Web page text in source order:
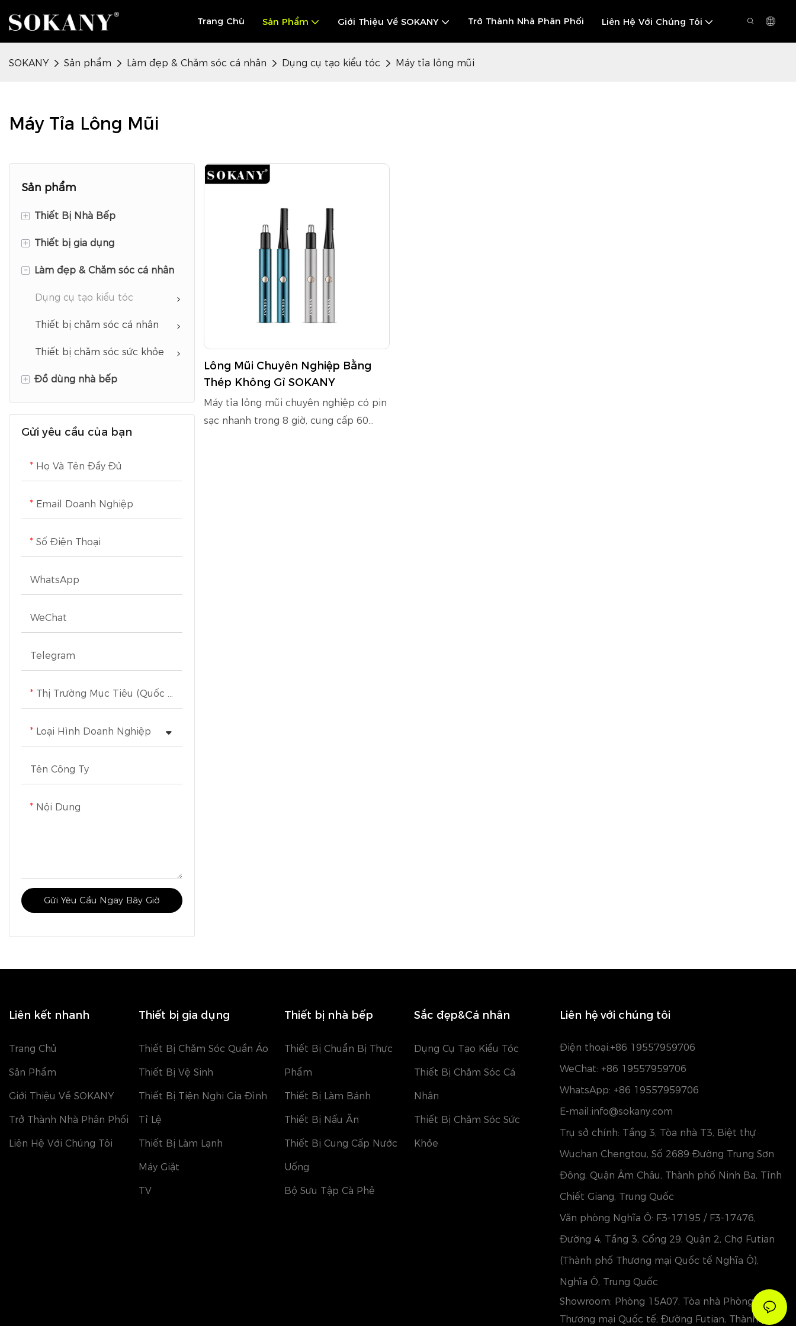
Trang Chủ Sản Phẩm Giới Thiệu Về SOKANY Trở Thành Nhà Phân Phối Liên Hệ Với Chúng Tôi
SOKANY Sản phẩm Làm đẹp & Chăm sóc cá nhân Dụng cụ tạo kiểu tóc Máy tỉa lông mũi
Máy Tỉa Lông Mũi
Sản phẩm
+ Thiết Bị Nhà Bếp
Thiết bị chuẩn bị thực phẩm
Thiết bị làm bánh
Thiết bị nấu ăn
Thiết bị cung cấp nước uống
Bộ sưu tập cà phê
+ Thiết bị gia dụng
Thiết bị chăm sóc quần áo
Thiết bị vệ sinh
Thiết bị tiện nghi gia đình
Tỉ lệ
Thiết bị làm lạnh
TV
- Làm đẹp & Chăm sóc cá nhân
Dụng cụ tạo kiểu tóc
Thiết bị chăm sóc cá nhân
Thiết bị chăm sóc sức khỏe
+ Đồ dùng nhà bếp
Gửi yêu cầu của bạn
Họ Và Tên Đầy Đủ
Email Doanh Nghiệp
Số Điện Thoại
WhatsApp
WeChat
Telegram
Thị Trường Mục Tiêu (Quốc Gia Hoặc Khu Vực)
Loại Hình Doanh Nghiệp
Tên Công Ty
Nội Dung
Gửi Yêu Cầu Ngay Bây Giờ
Lông Mũi Chuyên Nghiệp Bằng
Thép Không Gỉ SOKANY
Máy tỉa lông mũi chuyên nghiệp có pin
sạc nhanh trong 8 giờ, cung cấp 60
Liên kết nhanh
Trang Chủ
Sản Phẩm
Giới Thiệu Về SOKANY
Trở Thành Nhà Phân Phối
Liên Hệ Với Chúng Tôi
Thiết bị gia dụng
Thiết Bị Chăm Sóc Quần Áo
Thiết Bị Vệ Sinh
Thiết Bị Tiện Nghi Gia Đình
Tỉ Lệ
Thiết Bị Làm Lạnh
Máy Giặt
TV
Thiết bị nhà bếp
Thiết Bị Chuẩn Bị Thực
Phẩm
Thiết Bị Làm Bánh
Thiết Bị Nấu Ăn
Thiết Bị Cung Cấp Nước
Uống
Bộ Sưu Tập Cà Phê
Sắc đẹp&Cá nhân
Dụng Cụ Tạo Kiểu Tóc
Thiết Bị Chăm Sóc Cá
Nhân
Thiết Bị Chăm Sóc Sức
Khỏe
Liên hệ với chúng tôi
Điện thoại:+86 19557959706
WeChat: +86 19557959706
WhatsApp: +86 19557959706
E-mail:info@sokany.com
Trụ sở chính: Tầng 3, Tòa nhà T3, Biệt thự
Wuchan Chengtou, Số 2689 Đường Trung Sơn
Đông, Quận Âm Châu, Thành phố Ninh Ba, Tỉnh
Chiết Giang, Trung Quốc
Văn phòng Nghĩa Ô: F3-17195 / F3-17476,
Đường 4, Tầng 3, Cổng 29, Quận 2, Chợ Futian
(Thành phố Thương mại Quốc tế Nghĩa Ô),
Nghĩa Ô, Trung Quốc
Showroom: Phòng 15A07, Tòa nhà Phòng
Thương mại Quốc tế, Đường Futian, Thành phố